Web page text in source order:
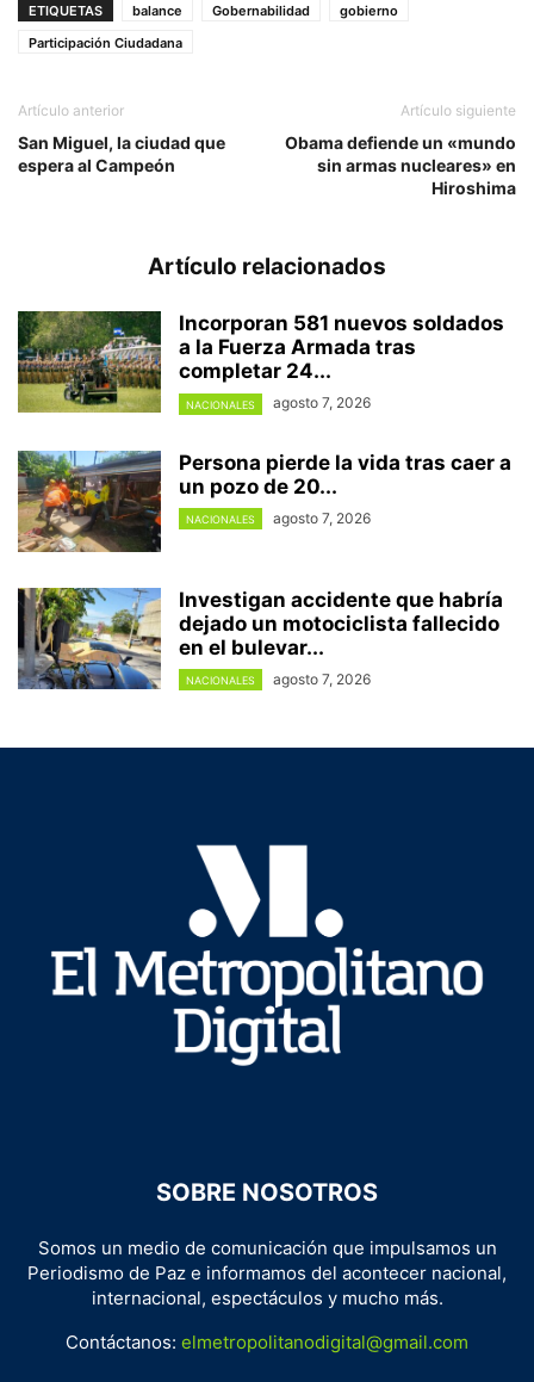
ETIQUETAS balance Gobernabilidad
gobierno
Participación Ciudadana
Artículo anterior
San Miguel, la ciudad que
espera al Campeón
Artículo siguiente
Obama defiende un «mundo
sin armas nucleares» en
Hiroshima
Artículo relacionados
Incorporan 581 nuevos soldados
a la Fuerza Armada tras
completar 24...
NACIONALES agosto 7, 2026
Persona pierde la vida tras caer a
un pozo de 20...
NACIONALES agosto 7, 2026
Investigan accidente que habría
dejado un motociclista fallecido
en el bulevar...
NACIONALES agosto 7, 2026
SOBRE NOSOTROS
Somos un medio de comunicación que impulsamos un
Periodismo de Paz e informamos del acontecer nacional,
internacional, espectáculos y mucho más.
Contáctanos: elmetropolitanodigital@gmail.com